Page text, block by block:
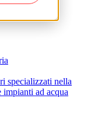
specializzati nella
impianti ad acqua